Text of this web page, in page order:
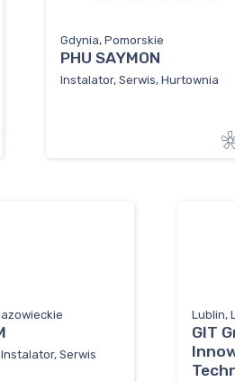
Gdynia, Pomorskie
PHU SAYMON
Instalator, Serwis, Hurtownia
Serwis
Lublin,
GIT